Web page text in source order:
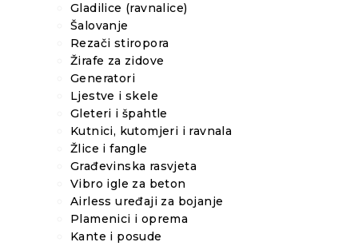
Gladilice (ravnalice)
Šalovanje
Rezači stiropora
Žirafe za zidove
Generatori
Ljestve i skele
Gleteri i špahtle
Kutnici, kutomjeri i ravnala
Žlice i fangle
Građevinska rasvjeta
Vibro igle za beton
Airless uređaji za bojanje
Plamenici i oprema
Kante i posude